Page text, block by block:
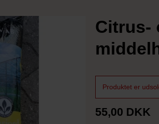
Citrus-
Produktet er
55,00 DKK